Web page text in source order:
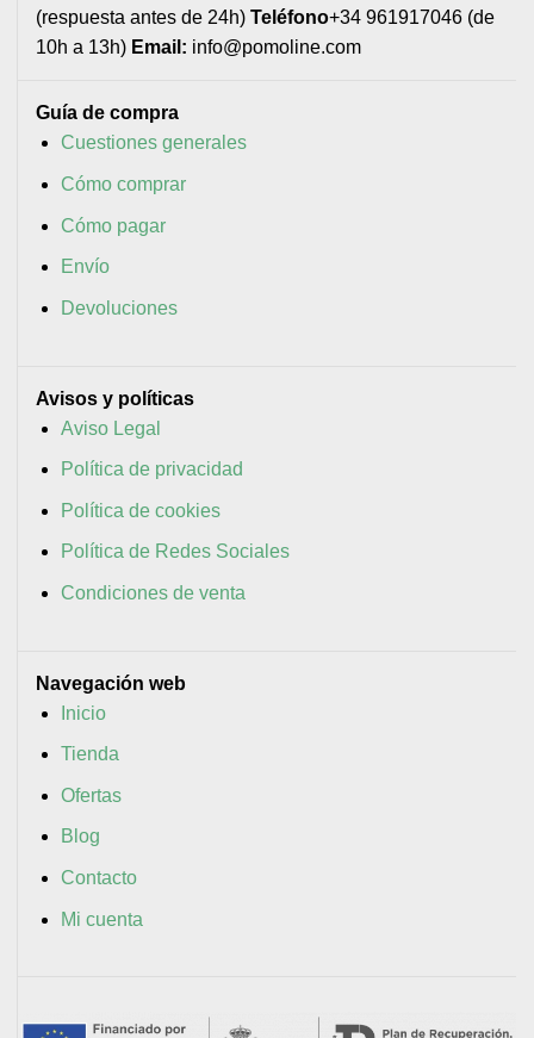
(respuesta antes de 24h) Teléfono+34 961917046 (de
10h a 13h) Email: info@pomoline.com
Guía de compra
Cuestiones generales
Cómo comprar
Cómo pagar
Envío
Devoluciones
Avisos y políticas
Aviso Legal
Política de privacidad
Política de cookies
Política de Redes Sociales
Condiciones de venta
Navegación web
Inicio
Tienda
Ofertas
Blog
Contacto
Mi cuenta